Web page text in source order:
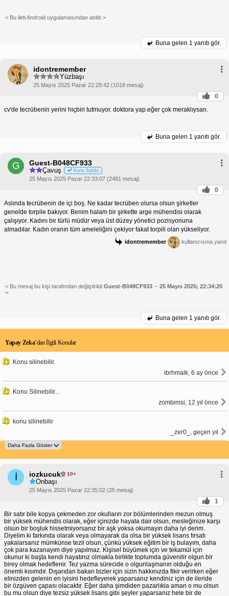
< Bu ileti Android uygulamasından atıldı >
Buna gelen 1 yanıtı gör.
idontremember
Yüzbaşı
25 Mayıs 2025 Pazar 22:28:42 (1018 mesaj)
0
cv'de tecrübenin yerini hiçbiri tutmuyor. doktora yap eğer çok meraklıysan.
Buna gelen 1 yanıtı gör.
G Guest-B048CF933
Çavuş Konu Sahibi
25 Mayıs 2025 Pazar 22:33:07 (2481 mesaj)
0
Aslında tecrübenin de içi boş. Ne kadar tecrüben olursa olsun şirketler
genelde torpile bakıyor. Benim halam bir şirkette arge mühendisi olarak
çalışıyor. Kadını bir türlü müdür veya üst düzey yönetici pozisyonuna
almadılar. Kadın oranın tüm ameleliğini çekiyor fakat torpili olan yükseliyor.
idontremember kullanıcısına yanıt
< Bu mesaj bu kişi tarafından değiştirildi Guest-B048CF933 -- 25 Mayıs 2025; 22:34:20
>
Buna gelen 1 yanıtı gör.
Yapay Zeka’dan İlgili Konular
Konu silinebilir.
ibrhmalk, 6 ay önce
Konu Silinebilir...
zombimsi, 12 yıl önce
konu silinebilir
_zer0_, geçen yıl
İ iozkucuk 10+
Onbaşı
25 Mayıs 2025 Pazar 22:35:02 (25 mesaj)
1
Bir satır bile kopya çekmeden zor okulların zor bölümlerinden mezun olmuş
bir yüksek mühendis olarak, eğer içinizde hayata dair olsun, mesleğinize karşı
olsun bir boşluk hissetmiyorsanız bir aşk yoksa okumayın daha iyi derim.
Diyelim ki farkında olarak veya olmayarak da olsa bir yüksek lisans fırsatı
yakalarsanız mümkünse tezli olsun, çünkü yüksek eğitim bir iş bulayım, daha
çok para kazanayım diye yapılmaz. Kişisel büyümek için ve tekamül için
okunur ki başta kendi hayatınız olmakla birlikte toplumda güvenilir olgun bir
birey olmak hedeflenir. Tez yazma sürecide o olgunlaşmanın olduğu en
önemli kısımdır. Dışarıdan bakan bizler için sizin hakkınızda fikir verirken eğer
elinizden gelenin en iyisini hedefleyerek yaparsanız kendiniz için de ileride
bir özgüven çapası olacaktır. Eğer daha şimdiden pazarlıkla aman o mu olsun
bu mu olsun diye tezsiz yüksek lisans gibi şeyler yaparsanız hele bir de